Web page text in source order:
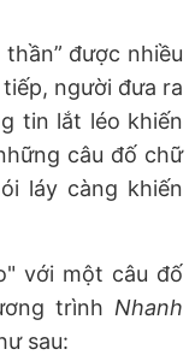
được nhiều
người đưa ra
tin lắt léo khiến
câu đố chữ
láy càng khiến
với một câu đố
trình Nhanh
sau: